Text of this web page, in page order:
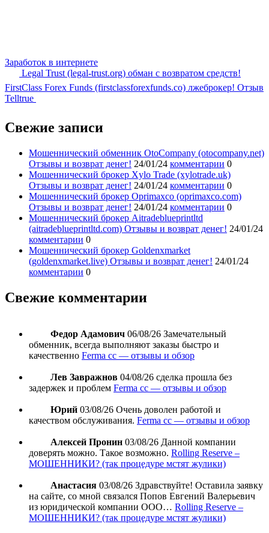
Заработок в интернете
Legal Trust (legal-trust.org) обман с возвратом средств!
FirstClass Forex Funds (firstclassforexfunds.co) лжеброкер! Отзыв
Telltrue
Свежие записи
Мошеннический обменник OtoCompany (otocompany.net)
Отзывы и возврат денег! 24/01/24 комментарии 0
Мошеннический брокер Xylo Trade (xylotrade.uk)
Отзывы и возврат денег! 24/01/24 комментарии 0
Мошеннический брокер Oprimaxco (oprimaxco.com)
Отзывы и возврат денег! 24/01/24 комментарии 0
Мошеннический брокер Aitradeblueprintltd
(aitradeblueprintltd.com) Отзывы и возврат денег! 24/01/24
комментарии 0
Мошеннический брокер Goldenxmarket
(goldenxmarket.live) Отзывы и возврат денег! 24/01/24
комментарии 0
Свежие комментарии
Федор Адамович 06/08/26 Замечательный
обменник, всегда выполняют заказы быстро и
качественно Ferma cc — отзывы и обзор
Лев Завражнов 04/08/26 сделка прошла без
задержек и проблем Ferma cc — отзывы и обзор
Юрий 03/08/26 Очень доволен работой и
качеством обслуживания. Ferma cc — отзывы и обзор
Алексей Пронин 03/08/26 Данной компании
доверять можно. Такое возможно. Rolling Reserve –
МОШЕННИКИ? (так процедуре мстят жулики)
Анастасия 03/08/26 Здравствуйте! Оставила заявку
на сайте, со мной связался Попов Евгений Валерьевич
из юридической компании ООО… Rolling Reserve –
МОШЕННИКИ? (так процедуре мстят жулики)